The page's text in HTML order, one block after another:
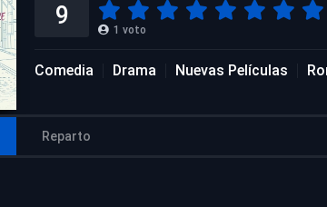
9 1 voto
Comedia Drama Nuevas Películas
Reparto